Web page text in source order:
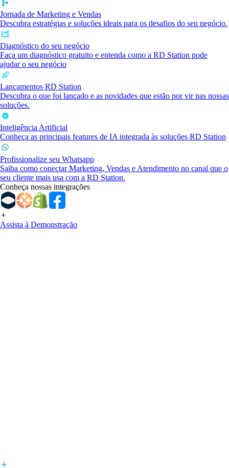
Jornada de Marketing e Vendas
Descubra estratégias e soluções ideais para os desafios do seu negócio.
Diagnóstico do seu negócio
Faça um diagnóstico gratuito e entenda como a RD Station pode
ajudar o seu negócio
Lançamentos RD Station
Descubra o que foi lançado e as novidades que estão por vir nas nossas
soluções.
Inteligência Artificial
Conheça as principais features de IA integrada às soluções RD Station
Profissionalize seu Whatsapp
Saiba como conectar Marketing, Vendas e Atendimento no canal que o
seu cliente mais usa com a RD Station.
Conheça nossas integrações
Assista à Demonstração